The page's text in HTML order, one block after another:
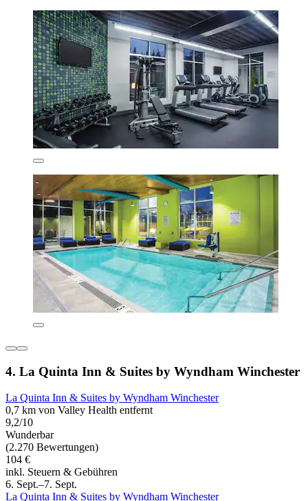
4. La Quinta Inn & Suites by Wyndham Winchester
La Quinta Inn & Suites by Wyndham Winchester
0,7 km von Valley Health entfernt
9,2/10
Wunderbar
(2.270 Bewertungen)
104 €
inkl. Steuern & Gebühren
6. Sept.–7. Sept.
La Quinta Inn & Suites by Wyndham Winchester